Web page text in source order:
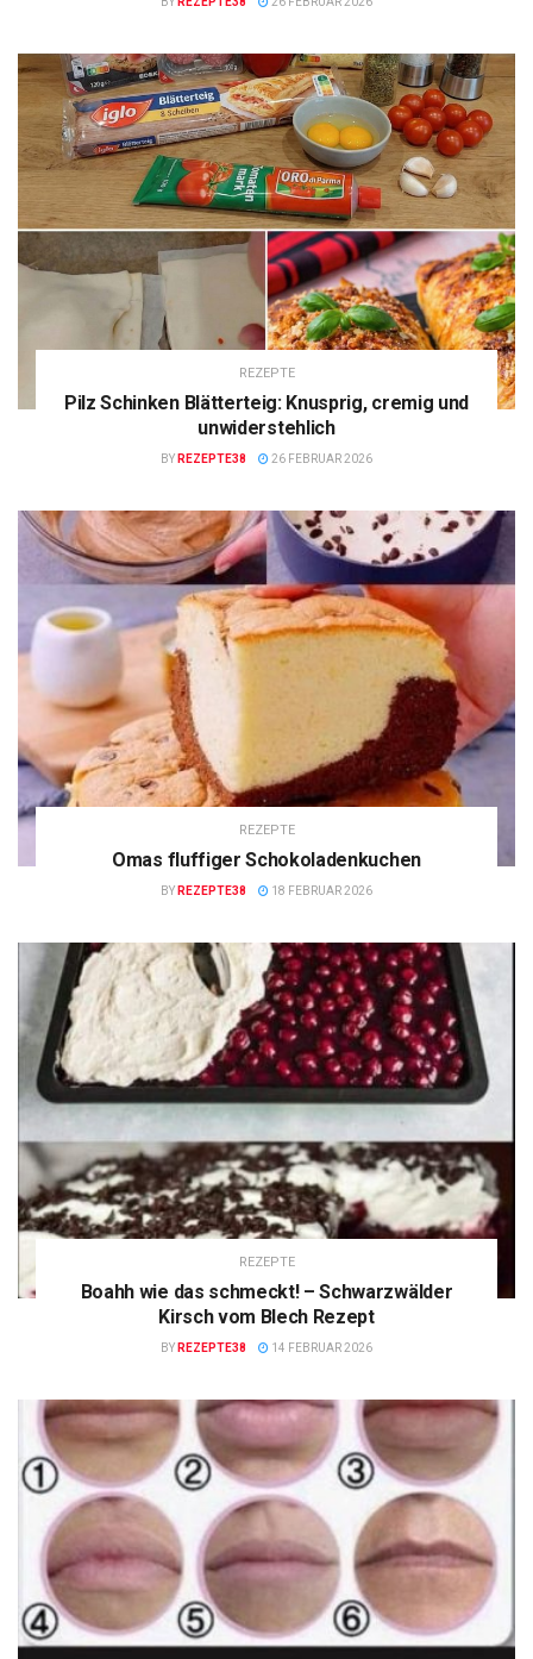
REZEPTE
Pilz Schinken Blätterteig: Knusprig, cremig und
unwiderstehlich
BY REZEPTE38 26 FEBRUAR 2026
REZEPTE
Omas fluffiger Schokoladenkuchen
BY REZEPTE38 18 FEBRUAR 2026
REZEPTE
Boahh wie das schmeckt! – Schwarzwälder
Kirsch vom Blech Rezept
BY REZEPTE38 14 FEBRUAR 2026